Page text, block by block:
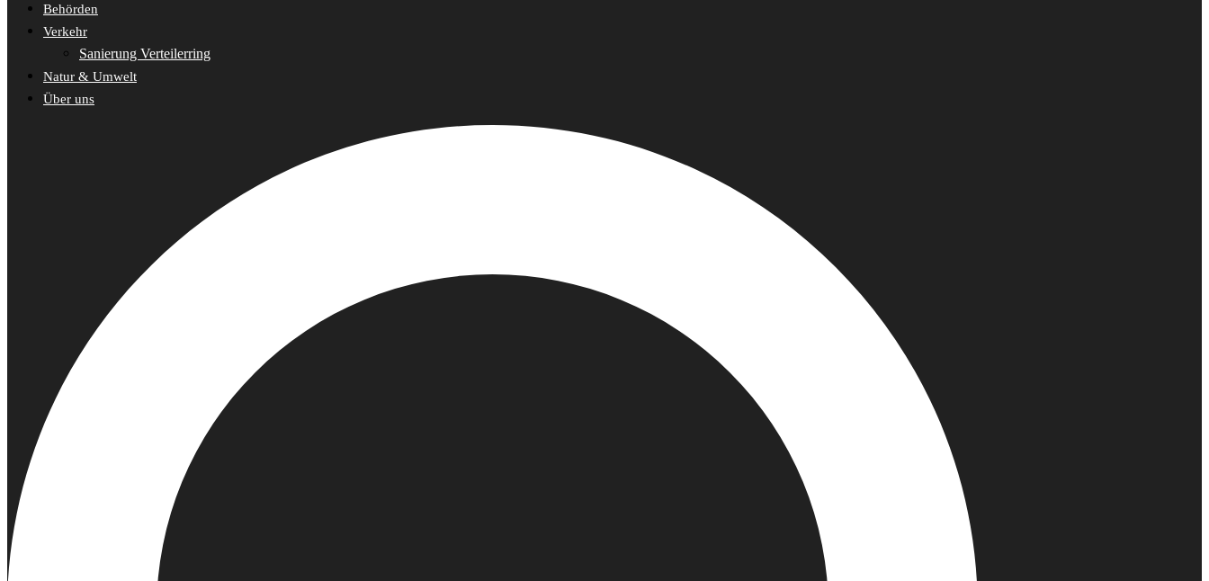
Behörden
Verkehr
Sanierung Verteilerring
Natur & Umwelt
Über uns